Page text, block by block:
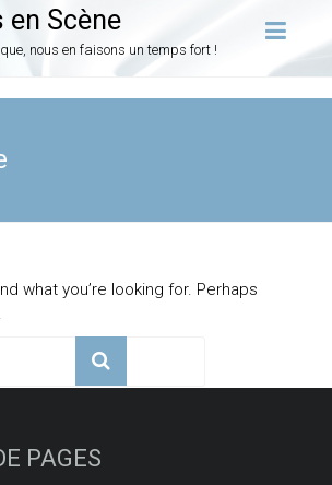
en Scène
nous en faisons un temps fort !
what you’re looking for. Perhaps
PAGES